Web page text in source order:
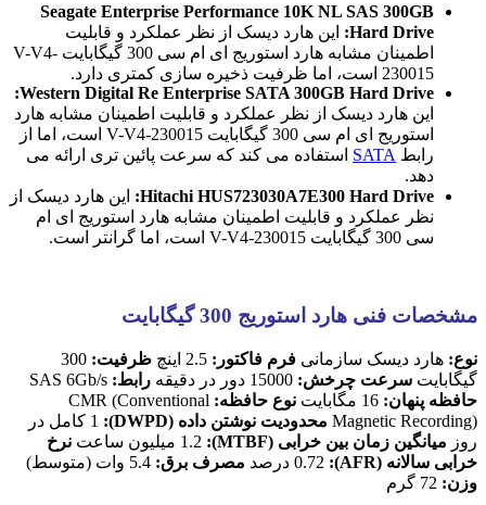
Seagate Enterprise Performance 10K NL SAS 300GB
Hard Drive:
این هارد دیسک از نظر عملکرد و قابلیت
اطمینان مشابه هارد استوریج ای ام سی 300 گیگابایت V-V4-
230015 است، اما ظرفیت ذخیره سازی کمتری دارد.
Western Digital Re Enterprise SATA 300GB Hard Drive:
این هارد دیسک از نظر عملکرد و قابلیت اطمینان مشابه هارد
استوریج ای ام سی 300 گیگابایت V-V4-230015 است، اما از
رابط SATA استفاده می کند که سرعت پائین تری ارائه می
دهد.
Hitachi HUS723030A7E300 Hard Drive:
این هارد دیسک از
نظر عملکرد و قابلیت اطمینان مشابه هارد استوریج ای ام
سی 300 گیگابایت V-V4-230015 است، اما گرانتر است.
مشخصات فنی هارد استوریج 300 گیگابایت
نوع: هارد دیسک سازمانی فرم فاکتور: ظرفیت: 300
گیگابایت سرعت چرخش: رابط:
حافظه پنهان:
نوع حافظه: CMR (Conventional
Magnetic Recording) محدودیت نوشتن داده (DWPD):
1 کامل در
روز میانگین زمان بین خرابی (MTBF):
نرخ
خرابی سالانه (AFR):
مصرف برق:
وزن: